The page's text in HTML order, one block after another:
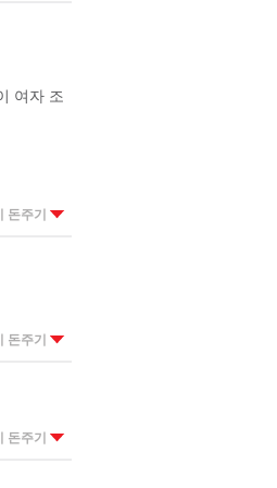
여자 조
돈주기
돈주기
돈주기